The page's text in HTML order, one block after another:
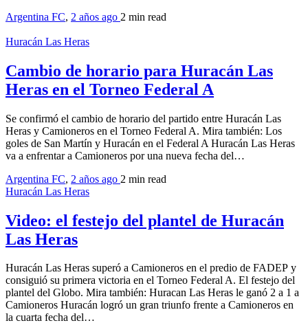
Argentina FC, 2 años ago 2 min read
Huracán Las Heras
Cambio de horario para Huracán Las
Heras en el Torneo Federal A
Se confirmó el cambio de horario del partido entre Huracán Las
Heras y Camioneros en el Torneo Federal A. Mira también: Los
goles de San Martín y Huracán en el Federal A Huracán Las Heras
va a enfrentar a Camioneros por una nueva fecha del…
Argentina FC, 2 años ago 2 min read
Huracán Las Heras
Video: el festejo del plantel de Huracán
Las Heras
Huracán Las Heras superó a Camioneros en el predio de FADEP y
consiguió su primera victoria en el Torneo Federal A. El festejo del
plantel del Globo. Mira también: Huracan Las Heras le ganó 2 a 1 a
Camioneros Huracán logró un gran triunfo frente a Camioneros en
la cuarta fecha del…